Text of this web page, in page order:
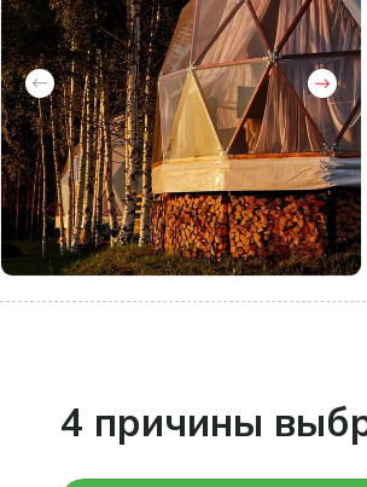
4 причины